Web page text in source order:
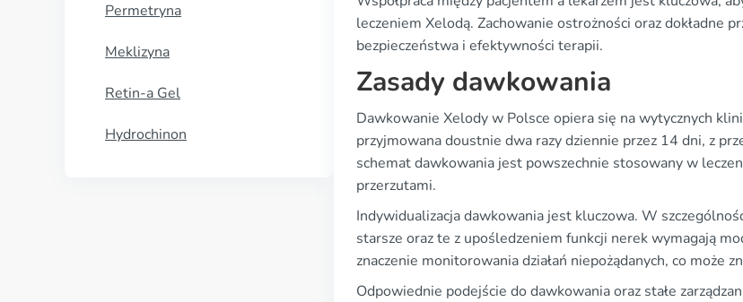
Permetryna
Meklizyna
Retin-a Gel
Hydrochinon
leczeniem Xelodą. Zachowanie ostrożności oraz dokładne
bezpieczeństwa i efektywności terapii.
Zasady dawkowania
Dawkowanie Xelody w Polsce opiera się na wytycznych
przyjmowana doustnie dwa razy dziennie przez 14 dni, z
schemat dawkowania jest powszechnie stosowany w
przerzutami.
Indywidualizacja dawkowania jest kluczowa. W
starsze oraz te z upośledzeniem funkcji nerek wymagają
znaczenie monitorowania działań niepożądanych, co może
Odpowiednie podejście do dawkowania oraz stałe